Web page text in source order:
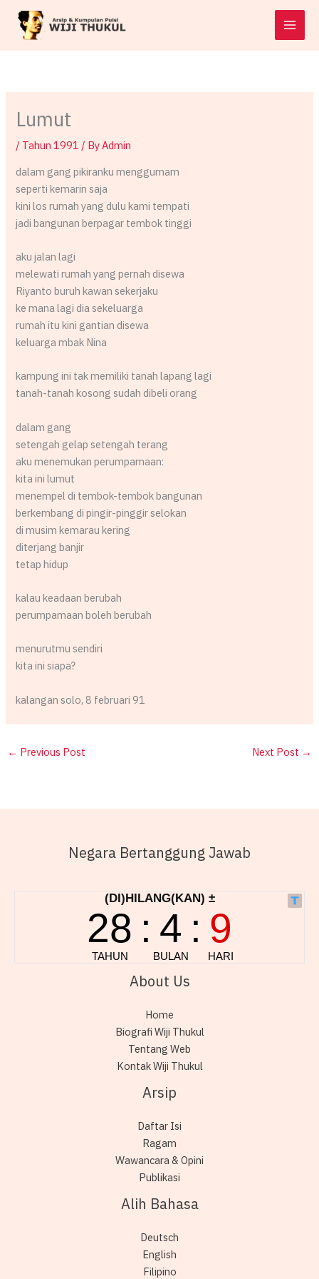
content
Lumut
/ Tahun 1991 / ByAdmin
dalam gang pikiranku menggumam
seperti kemarin saja
kini los rumah yang dulu kami tempati
jadi bangunan berpagar tembok tinggi
aku jalan lagi
melewati rumah yang pernah disewa
Riyanto buruh kawan sekerjaku
ke mana lagi dia sekeluarga
rumah itu kini gantian disewa
keluarga mbak Nina
kampung ini tak memiliki tanah lapang lagi
tanah-tanah kosong sudah dibeli orang
dalam gang
setengah gelap setengah terang
aku menemukan perumpamaan:
kita ini lumut
menempel di tembok-tembok bangunan
berkembang di pingir-pinggir selokan
di musim kemarau kering
diterjang banjir
tetap hidup
kalau keadaan berubah
perumpamaan boleh berubah
menurutmu sendiri
kita ini siapa?
kalangan solo, 8 februari 91
← Previous Post Next Post →
Negara Bertanggung Jawab
About Us
Home
Biografi Wiji Thukul
Tentang Web
Kontak Wiji Thukul
Arsip
Daftar Isi
Ragam
Wawancara & Opini
Publikasi
Alih Bahasa
Deutsch
English
Filipino